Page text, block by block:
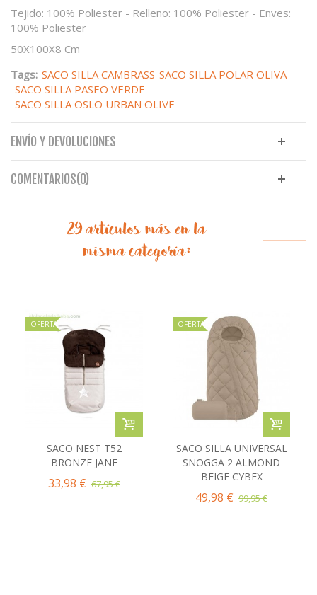
Tejido: 100% Poliester - Relleno: 100% Poliester - Enves:
100% Poliester
50X100X8 Cm
Tags: SACO SILLA CAMBRASS SACO SILLA POLAR OLIVA
SACO SILLA PASEO VERDE
SACO SILLA OSLO URBAN OLIVE
ENVÍO Y DEVOLUCIONES
COMENTARIOS(0)
29 artículos más en la
misma categoría:
OFERTA
SACO NEST T52
BRONZE JANE
33,98 € 67,95 €
OFERTA
SACO SILLA UNIVERSAL
SNOGGA 2 ALMOND
BEIGE CYBEX
49,98 € 99,95 €